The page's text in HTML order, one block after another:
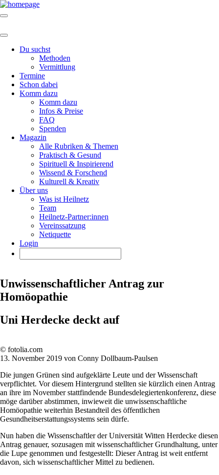
Du suchst
Methoden
Vermittlung
Termine
Schon dabei
Komm dazu
Komm dazu
Infos & Preise
FAQ
Spenden
Magazin
Alle Rubriken & Themen
Praktisch & Gesund
Spirituell & Inspirierend
Wissend & Forschend
Kulturell & Kreativ
Über uns
Was ist Heilnetz
Team
Heilnetz-Partner:innen
Vereinssatzung
Netiquette
Login
Unwissenschaftlicher Antrag zur
Homöopathie
Uni Herdecke deckt auf
© fotolia.com
13. November 2019 von Conny Dollbaum-Paulsen
Die jungen Grünen sind aufgeklärte Leute und der Wissenschaft
verpflichtet. Vor diesem Hintergrund stellten sie kürzlich einen Antrag
an ihre im November stattfindende Bundesdelegiertenkonferenz, diese
möge darüber abstimmen, inwieweit die unwissenschaftliche
Homöopathie weiterhin Bestandteil des öffentlichen
Gesundheitserstattungssystems sein dürfe.
Nun haben die Wissenschaftler der Universität Witten Herdecke diesen
Antrag genauer, sozusagen mit wissenschaftlicher Grundhaltung, unter
die Lupe genommen und festgestellt: Dieser Antrag ist weit entfernt
davon, sich wissenschaftlicher Mittel zu bedienen.